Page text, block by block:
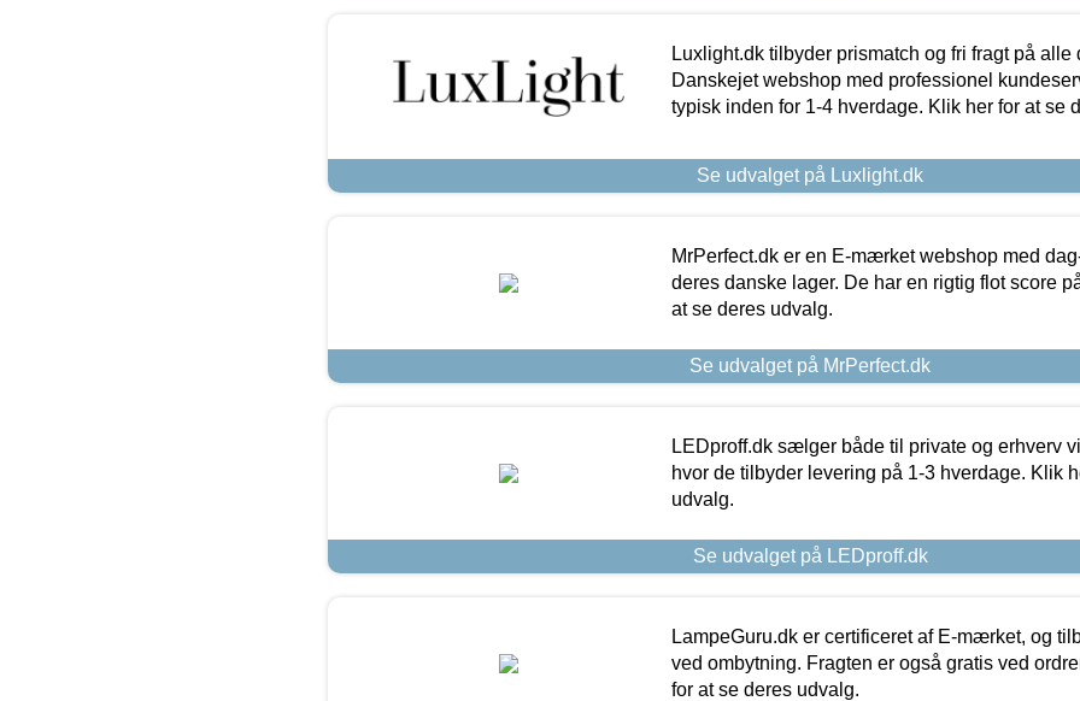
Luxlight.dk tilbyder prismatch og fri fragt på alle
Danskejet webshop med professionel
typisk inden for 1-4 hverdage. Klik her for at se
Se udvalget på Luxlight.dk
MrPerfect.dk er en E-mærket webshop med
deres danske lager. De har en rigtig flot score
at se deres udvalg.
Se udvalget på MrPerfect.dk
LEDproff.dk sælger både til private og erhverv
hvor de tilbyder levering på 1-3 hverdage. Klik
udvalg.
Se udvalget på LEDproff.dk
LampeGuru.dk er certificeret af E-mærket, og
ved ombytning. Fragten er også gratis ved
for at se deres udvalg.